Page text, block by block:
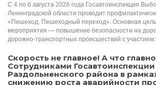
С 4 по 6 августа 2026 года Госавтоинспекция
Ленинградской области проводит
«Пешеход. Пешеходный переход». Основная цель
мероприятия — повышение безопасности на
дорожно-транспортных происшествий с
Скорость не главное! А что
Сотрудниками Госавтоинспекции
Раздольненского района в
снижению роста аварийности